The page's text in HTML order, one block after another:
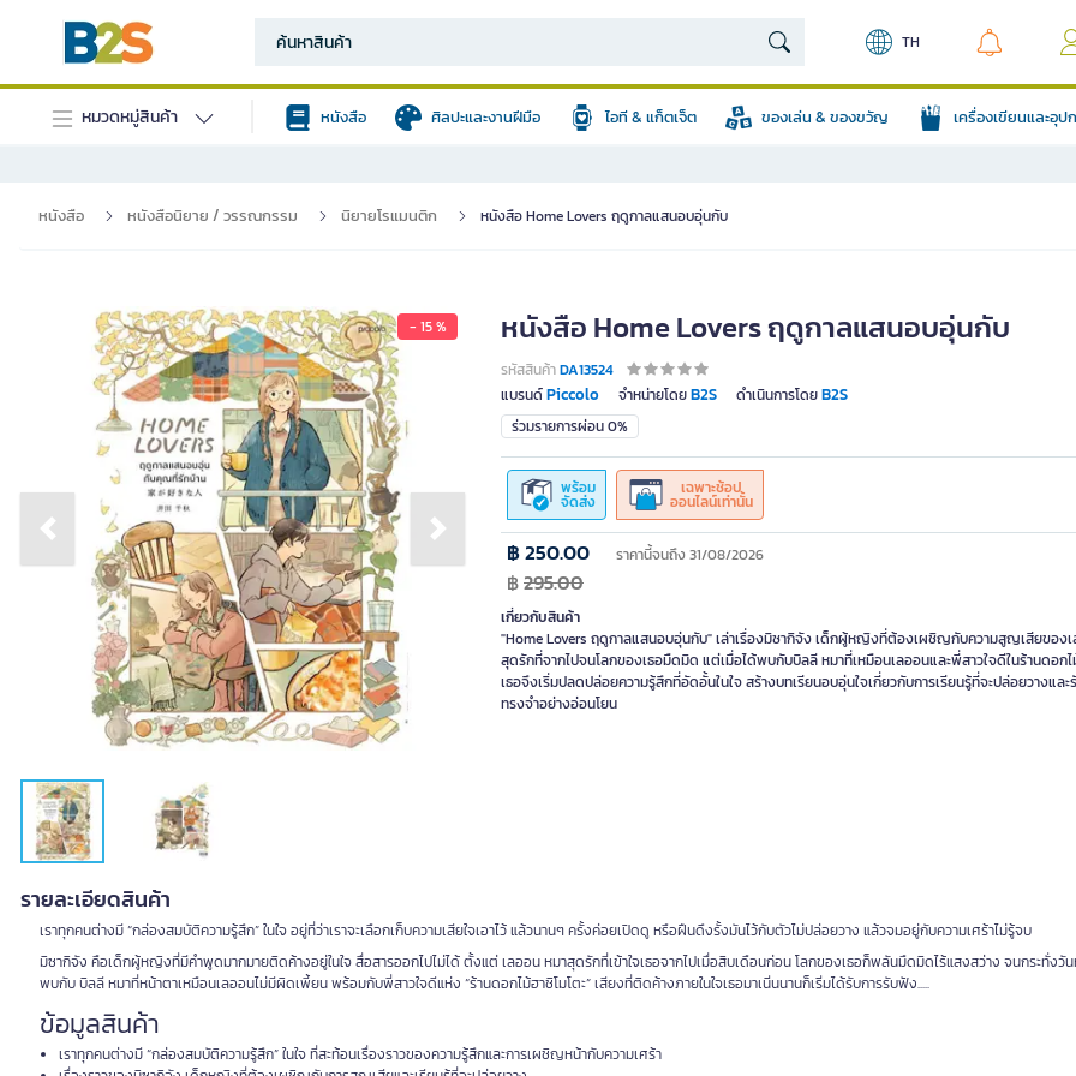
TH
หมวดหมู่สินค้า หนังสือ ศิลปะและงานฝีมือ ไอที & แก็ตเจ็ต ของเล่น & ของขวัญ เครื่องเขียนและอุ
หนังสือ หนังสือนิยาย / วรรณกรรม นิยายโรแมนติก หนังสือ Home Lovers ฤดูกาลแสนอบอุ่นกับ
- 15 %
Previous slide Next slide
หนังสือ Home Lovers ฤดูกาลแสนอบอุ่นกับ
รหัสสินค้าDA13524
แบรนด์Piccolo จำหน่ายโดยB2S ดำเนินการโดยB2S
ร่วมรายการผ่อน 0%
พร้อม
จัดส่ง
เฉพาะช้อป
ออนไลน์เท่านั้น
฿ 250.00 ราคานี้จนถึง 31/08/2026
฿295.00
เกี่ยวกับสินค้า
"Home Lovers ฤดูกาลแสนอบอุ่นกับ" เล่าเรื่องมิซากิจัง เด็กผู้หญิงที่ต้องเผชิญกับความสูญเสียของ
สุดรักที่จากไปจนโลกของเธอมืดมิด แต่เมื่อได้พบกับบิลลี หมาที่เหมือนเลออนและพี่สาวใจดีในร้านดอกไ
เธอจึงเริ่มปลดปล่อยความรู้สึกที่อัดอั้นในใจ สร้างบทเรียนอบอุ่นใจเกี่ยวกับการเรียนรู้ที่จะปล่อยวางและ
รายละเอียดสินค้า
เราทุกคนต่างมี “กล่องสมบัติความรู้สึก” ในใจ อยู่ที่ว่าเราจะเลือกเก็บความเสียใจเอาไว้ แล้วนานๆ ครั้งค่อยเปิดดู หรือฝืนดึงรั้งมันไว้กับตัวไม่ปล่อยวาง แล้วจมอยู่กับความเศร้าไม่รู้จบ
มิซากิจัง คือเด็กผู้หญิงที่มีคำพูดมากมายติดค้างอยู่ในใจ สื่อสารออกไปไม่ได้ ตั้งแต่ เลออน หมาสุดรักที่เข้าใจเธอจากไปเมื่อสิบเดือนก่อน โลกของเธอก็พลันมืดมิดไร้แสงสว่าง จนกระทั่งวั
พบกับ บิลลี หมาที่หน้าตาเหมือนเลออนไม่มีผิดเพี้ยน พร้อมกับพี่สาวใจดีแห่ง “ร้านดอกไม้ฮาชิโมโตะ” เสียงที่ติดค้างภายในใจเธอมาเนิ่นนานก็เริ่มได้รับการรับฟัง.....
ข้อมูลสินค้า
เราทุกคนต่างมี “กล่องสมบัติความรู้สึก” ในใจ ที่สะท้อนเรื่องราวของความรู้สึกและการเผชิญหน้ากับความเศร้า